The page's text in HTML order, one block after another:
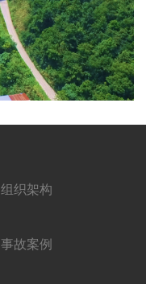
组织架构
事故案例